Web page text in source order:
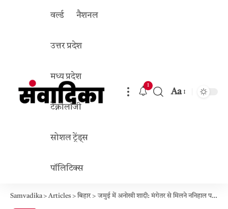
वर्ल्ड नैशनल
उत्तर प्रदेश
मध्य प्रदेश
टेक्नोलॉजी
सोशल ट्रेंड्स
पॉलिटिक्स
1
Aa
Samvadika>Articles >बिहार>जमुई में अनोखी शादी: मंगेतर से मिलने ननिहाल पहुंचे गोलू की ग्रामीणों ने कराई मंदिर में शादी!